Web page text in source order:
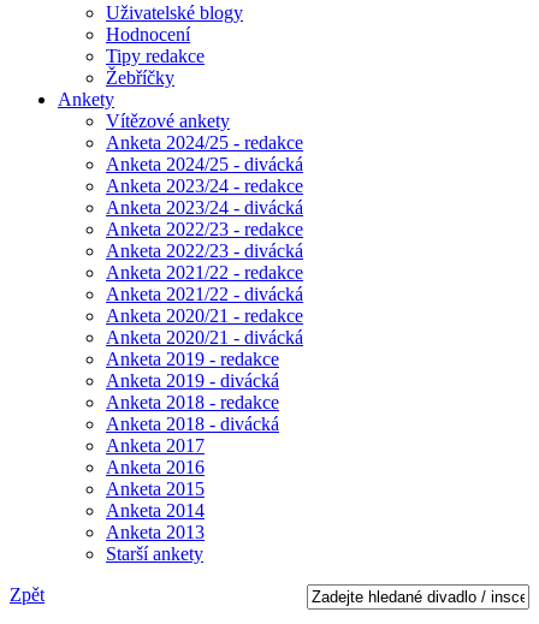
Uživatelské blogy
Hodnocení
Tipy redakce
Žebříčky
Ankety
Vítězové ankety
Anketa 2024/25 - redakce
Anketa 2024/25 - divácká
Anketa 2023/24 - redakce
Anketa 2023/24 - divácká
Anketa 2022/23 - redakce
Anketa 2022/23 - divácká
Anketa 2021/22 - redakce
Anketa 2021/22 - divácká
Anketa 2020/21 - redakce
Anketa 2020/21 - divácká
Anketa 2019 - redakce
Anketa 2019 - divácká
Anketa 2018 - redakce
Anketa 2018 - divácká
Anketa 2017
Anketa 2016
Anketa 2015
Anketa 2014
Anketa 2013
Starší ankety
Zpět